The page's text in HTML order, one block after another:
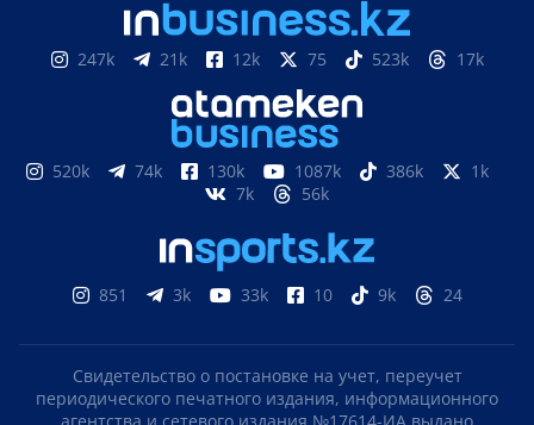
247k 21k 12k 75 523k 17k
520k 74k 130k 1087k 386k
1k
7k
56k
851 3k 33k 10 9k 24
Свидетельство о постановке на учет, переучет
периодического печатного издания, информационного